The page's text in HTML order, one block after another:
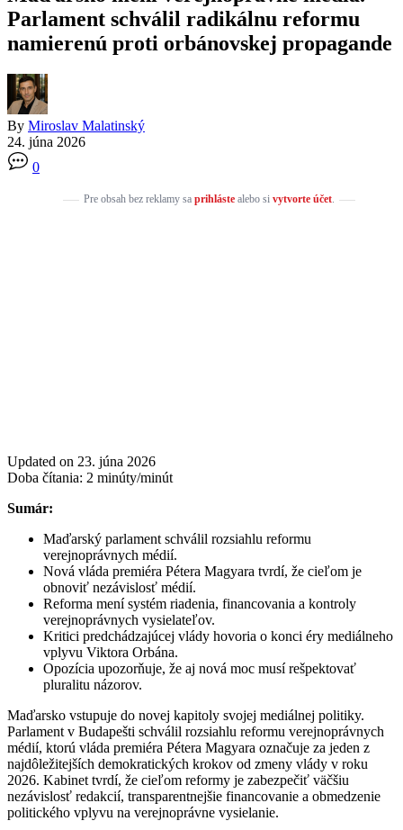
Parlament schválil radikálnu reformu
namierenú proti orbánovskej propagande
By Miroslav Malatinský
24. júna 2026
0
Pre obsah bez reklamy sa prihlástealebo si vytvorte účet.
Updated on 23. júna 2026
Doba čítania: 2 minúty/minút
Sumár:
Maďarský parlament schválil rozsiahlu reformu
verejnoprávnych médií.
Nová vláda premiéra Pétera Magyara tvrdí, že cieľom je
obnoviť nezávislosť médií.
Reforma mení systém riadenia, financovania a kontroly
verejnoprávnych vysielateľov.
Kritici predchádzajúcej vlády hovoria o konci éry mediálneho
vplyvu Viktora Orbána.
Opozícia upozorňuje, že aj nová moc musí rešpektovať
pluralitu názorov.
Maďarsko vstupuje do novej kapitoly svojej mediálnej politiky.
Parlament v Budapešti schválil rozsiahlu reformu verejnoprávnych
médií, ktorú vláda premiéra Pétera Magyara označuje za jeden z
najdôležitejších demokratických krokov od zmeny vlády v roku
2026. Kabinet tvrdí, že cieľom reformy je zabezpečiť väčšiu
nezávislosť redakcií, transparentnejšie financovanie a obmedzenie
politického vplyvu na verejnoprávne vysielanie.